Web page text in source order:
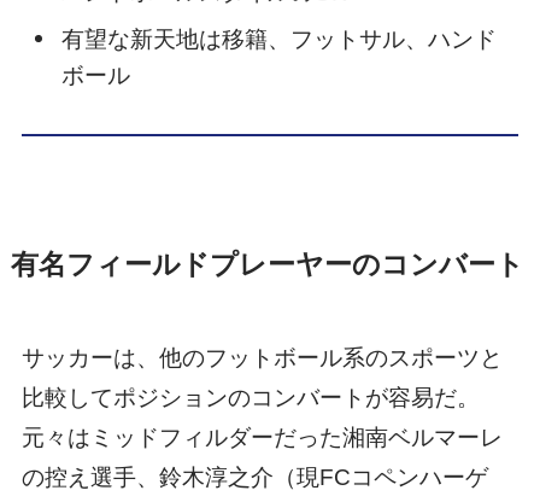
有望な新天地は移籍、フットサル、ハンド
ボール
有名フィールドプレーヤーのコンバート
サッカーは、他のフットボール系のスポーツと
比較してポジションのコンバートが容易だ。
元々はミッドフィルダーだった湘南ベルマーレ
の控え選手、鈴木淳之介（現FCコペンハーゲ